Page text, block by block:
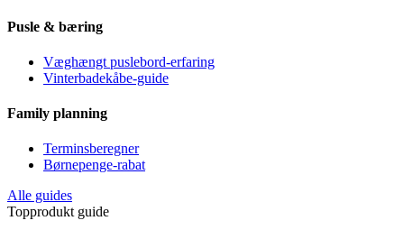
Pusle & bæring
Væghængt puslebord-erfaring
Vinterbadekåbe-guide
Family planning
Terminsberegner
Børnepenge-rabat
Alle guides
Topprodukt guide